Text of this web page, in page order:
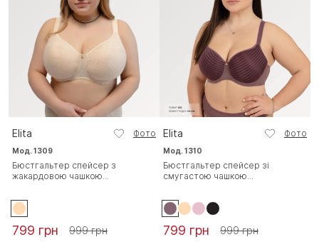
Elita Фото
Мод. 1309
Бюстгальтер спейсер з
жакардовою чашкою...
799 грн 999 грн
Elita Фото
Мод. 1310
Бюстгальтер спейсер зі
смугастою чашкою...
799 грн 999 грн